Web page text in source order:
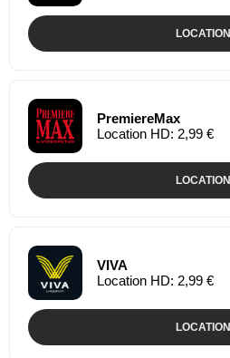
LOCATION
PremiereMax
Location HD: 2,99 €
LOCATION
VIVA
Location HD: 2,99 €
LOCATION